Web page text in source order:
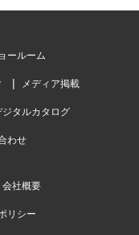
ールーム
メディア掲載
ジタルカタログ
わせ
会社概要
リシー